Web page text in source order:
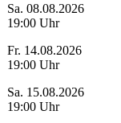
Sa. 08.08.2026
19:00 Uhr
Fr. 14.08.2026
19:00 Uhr
Sa. 15.08.2026
19:00 Uhr